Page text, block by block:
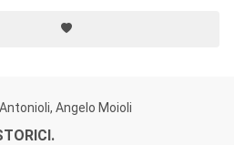
e gli aspetti dell'esperienza
Angelo Moioli